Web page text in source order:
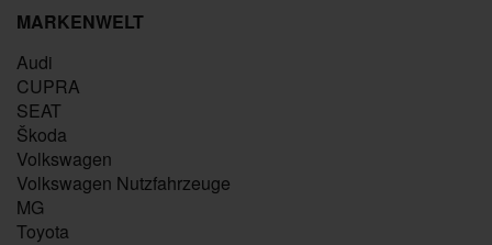
MARKENWELT
Audi
CUPRA
SEAT
Škoda
Volkswagen
Volkswagen Nutzfahrzeuge
MG
Toyota